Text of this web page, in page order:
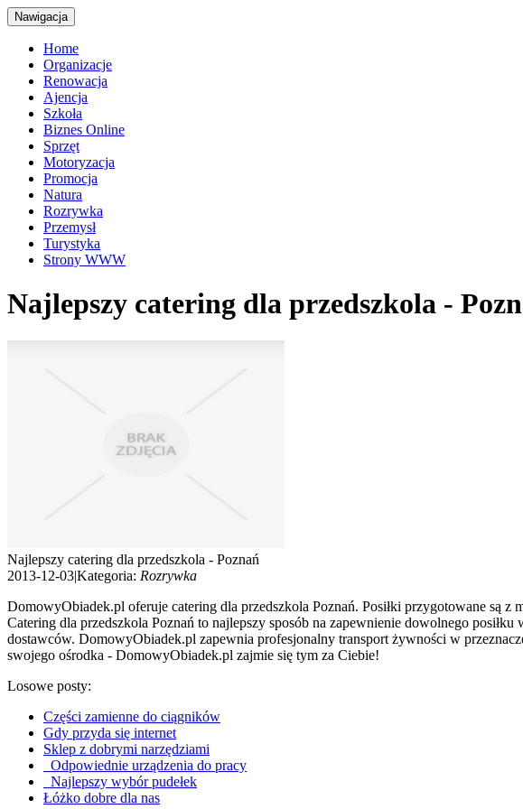
Nawigacja
Home
Organizacje
Renowacja
Ajencja
Szkoła
Biznes Online
Sprzęt
Motoryzacja
Promocja
Natura
Rozrywka
Przemysł
Turystyka
Strony WWW
Najlepszy catering dla przedszkola -
Najlepszy catering dla przedszkola - Poznań
2013-12-03|Kategoria: Rozrywka
DomowyObiadek.pl oferuje catering dla przedszkola Poznań. Posiłki przygotowane są z
Catering dla przedszkola Poznań to najlepszy sposób na zapewnienie dowolnego
dostawców. DomowyObiadek.pl zapewnia profesjonalny transport żywności w
swojego ośrodka - DomowyObiadek.pl zajmie się tym za Ciebie!
Losowe posty:
Części zamienne do ciągników
Gdy przyda się internet
Sklep z dobrymi narzędziami
Odpowiednie urządzenia do pracy
Najlepszy wybór pudełek
Łóżko dobre dla nas